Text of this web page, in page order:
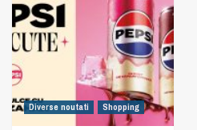
Diverse noutati Shopping